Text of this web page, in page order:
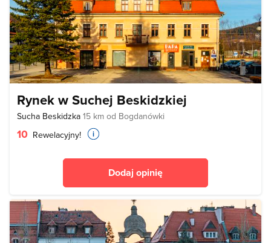
Rynek w Suchej Beskidzkiej
Sucha Beskidzka 15 km od Bogdanówki
10 Rewelacyjny!
Dodaj opinię